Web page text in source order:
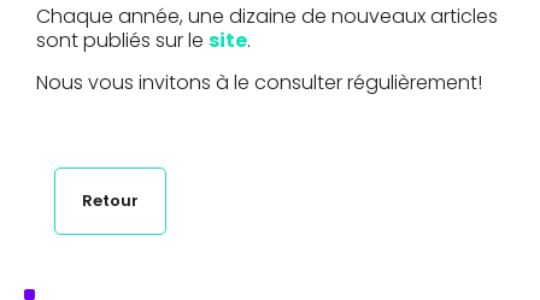
Chaque année, une dizaine de nouveaux articles
sont publiés sur le site.
Nous vous invitons à le consulter régulièrement!
Retour